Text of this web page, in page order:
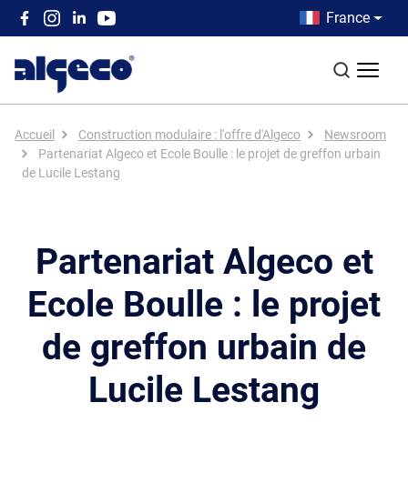
Aller au contenu principal
Top left menu
Country menu
France
Fil d'Ariane
Accueil Construction modulaire : l'offre d'Algeco
Newsroom
Partenariat Algeco et Ecole Boulle : le projet de greffon urbain
de Lucile Lestang
Partenariat Algeco et
Ecole Boulle : le projet
de greffon urbain de
Lucile Lestang